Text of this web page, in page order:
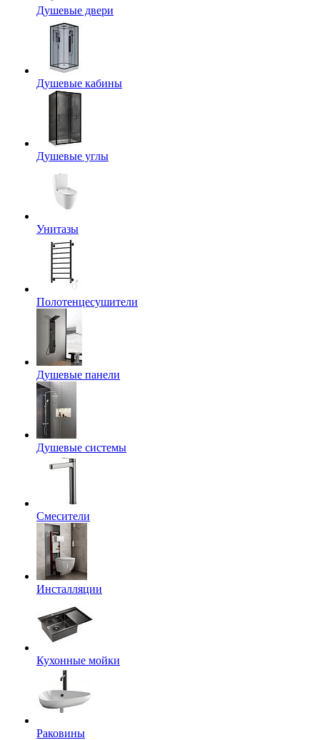
Душевые двери
Душевые кабины
Душевые углы
Унитазы
Полотенцесушители
Душевые панели
Душевые системы
Смесители
Инсталляции
Кухонные мойки
Раковины